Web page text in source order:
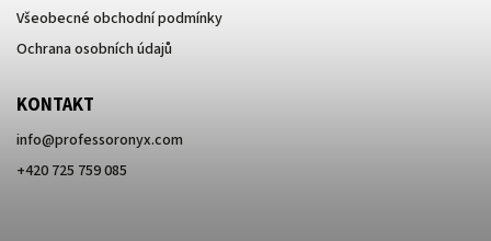
Všeobecné obchodní podmínky
Ochrana osobních údajů
KONTAKT
info@professoronyx.com
+420 725 759 085